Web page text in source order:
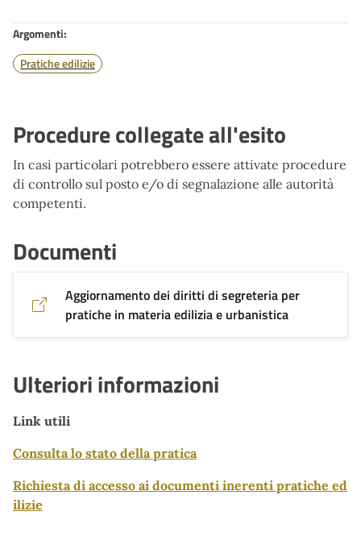
Argomenti:
Pratiche edilizie
Procedure collegate all'esito
In casi particolari potrebbero essere attivate procedure
di controllo sul posto e/o di segnalazione alle autorità
competenti.
Documenti
Aggiornamento dei diritti di segreteria per
pratiche in materia edilizia e urbanistica
Ulteriori informazioni
Link utili
Consulta lo stato della pratica
Richiesta di accesso ai documenti inerenti pratiche ed
ilizie